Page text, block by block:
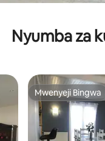
Nyumba za
Mwenyeji Bingwa
Mwenyeji Bingwa